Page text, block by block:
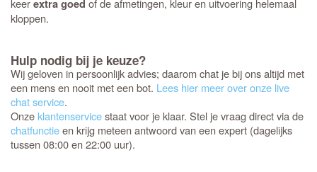
keerextra goed of de afmetingen, kleur en uitvoering helemaal
kloppen.
Hulp nodig bij je keuze?
Wij geloven in persoonlijk advies; daarom chat je bij ons altijd met
een mens en nooit met een bot. Lees hier meer over onze live
chat service.
Onzeklantenservicestaat voor je klaar. Stel je vraag direct via de
chatfunctieen krijg meteen antwoord van een expert (dagelijks
tussen 08:00 en 22:00 uur).